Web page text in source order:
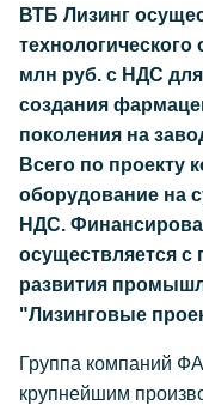
ВТБ Лизинг
млн руб. с НДС
создания
поколения на
Всего по проекту
оборудование на
НДС.
осуществляется
развития
"Лизинговые
Группа компаний
крупнейшим